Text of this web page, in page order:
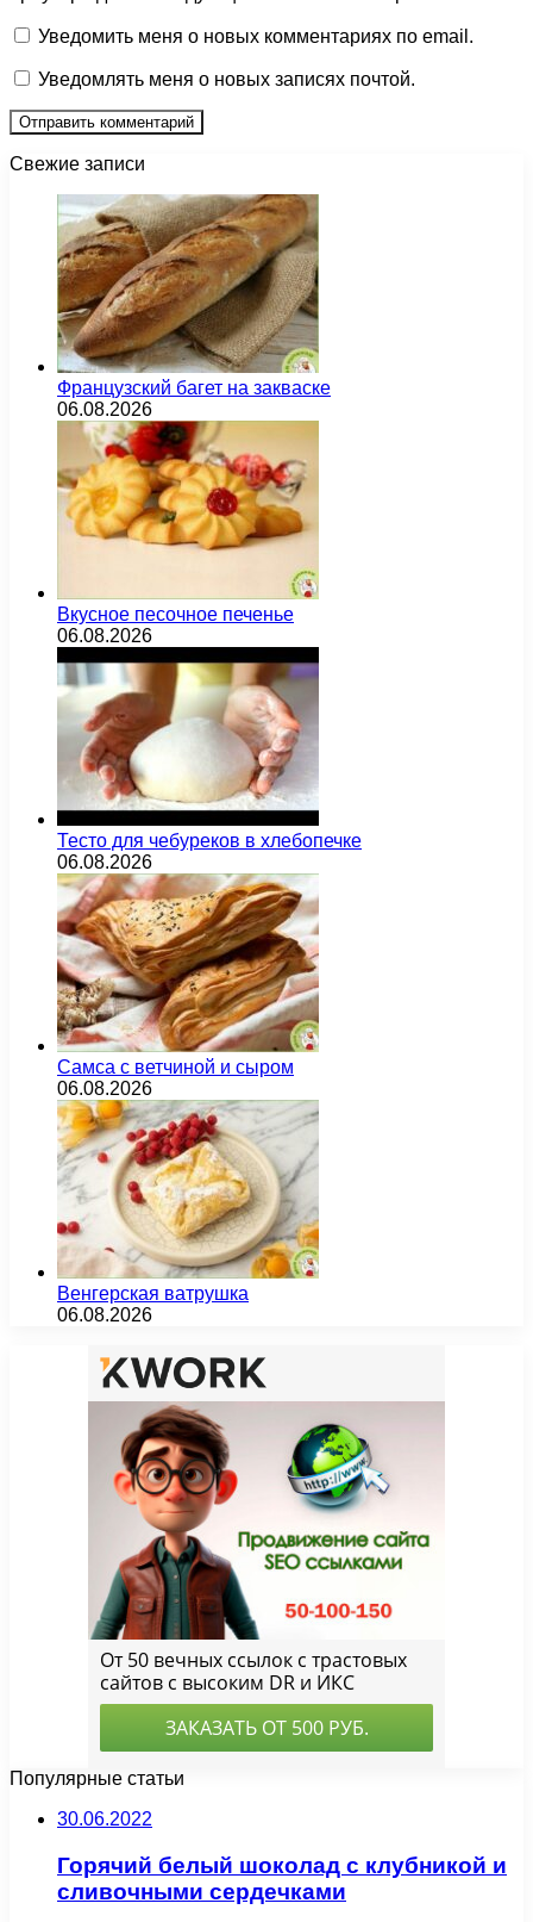
Уведомить меня о новых комментариях по email.
Уведомлять меня о новых записях почтой.
Свежие записи
Французский багет на закваске
06.08.2026
Вкусное песочное печенье
06.08.2026
Тесто для чебуреков в хлебопечке
06.08.2026
Самса с ветчиной и сыром
06.08.2026
Венгерская ватрушка
06.08.2026
Популярные статьи
30.06.2022
Горячий белый шоколад с клубникой и
сливочными сердечками